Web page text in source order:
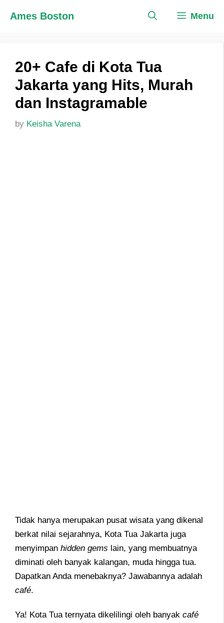
Ames Boston Menu
20+ Cafe di Kota Tua
Jakarta yang Hits, Murah
dan Instagramable
by Keisha Varena
Tidak hanya merupakan pusat wisata yang dikenal
berkat nilai sejarahnya, Kota Tua Jakarta juga
menyimpan hidden gems lain, yang membuatnya
diminati oleh banyak kalangan, muda hingga tua.
Dapatkan Anda menebaknya? Jawabannya adalah
café.
Ya! Kota Tua ternyata dikelilingi oleh banyak café